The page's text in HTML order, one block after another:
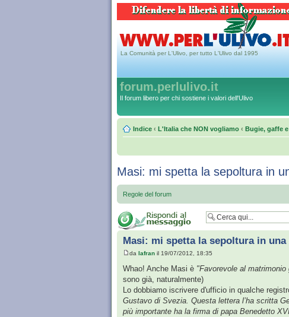
La Comunità per L'Ulivo, per tutto L'Ulivo dal 1995
forum.perlulivo.it
Il forum libero per chi sostiene i valori dell'Ulivo
Indice ‹ L'Italia che NON vogliamo ‹ Bugie, gaffe
Masi: mi spetta la sepoltura in
Regole del forum
Masi: mi spetta la sepoltura in una
da Iafran il 19/07/2012, 18:35
Whao! Anche Masi è "Favorevole al
sono già, naturalmente)
Lo dobbiamo iscrivere d'ufficio in qualche
Gustavo di Svezia. Questa lettera l’ha scritta
più importante ha la firma di papa Benedetto